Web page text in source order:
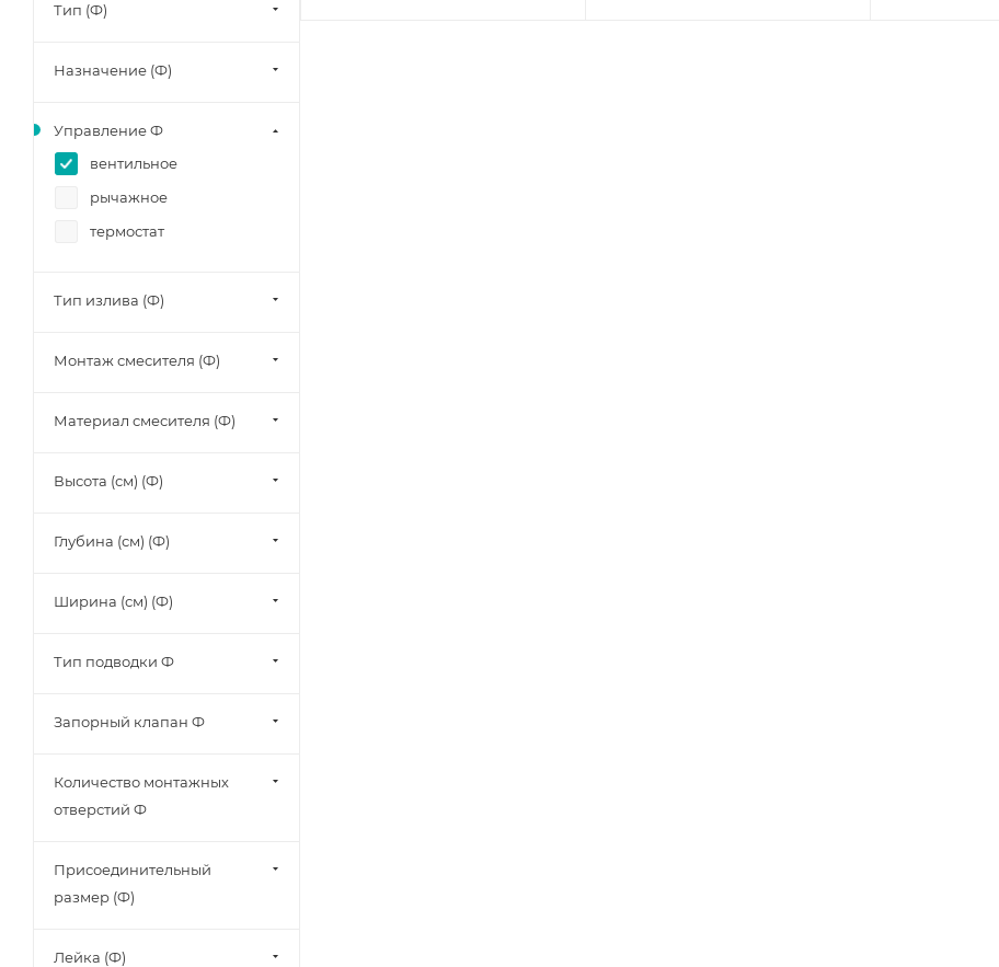
Тип (Ф)
Назначение (Ф)
Управление Ф
вентильное
рычажное
термостат
Тип излива (Ф)
Монтаж смесителя (Ф)
Материал смесителя (Ф)
Высота (см) (Ф)
Глубина (см) (Ф)
Ширина (см) (Ф)
Тип подводки Ф
Запорный клапан Ф
Количество монтажных
отверстий Ф
Присоединительный
размер (Ф)
Лейка (Ф)